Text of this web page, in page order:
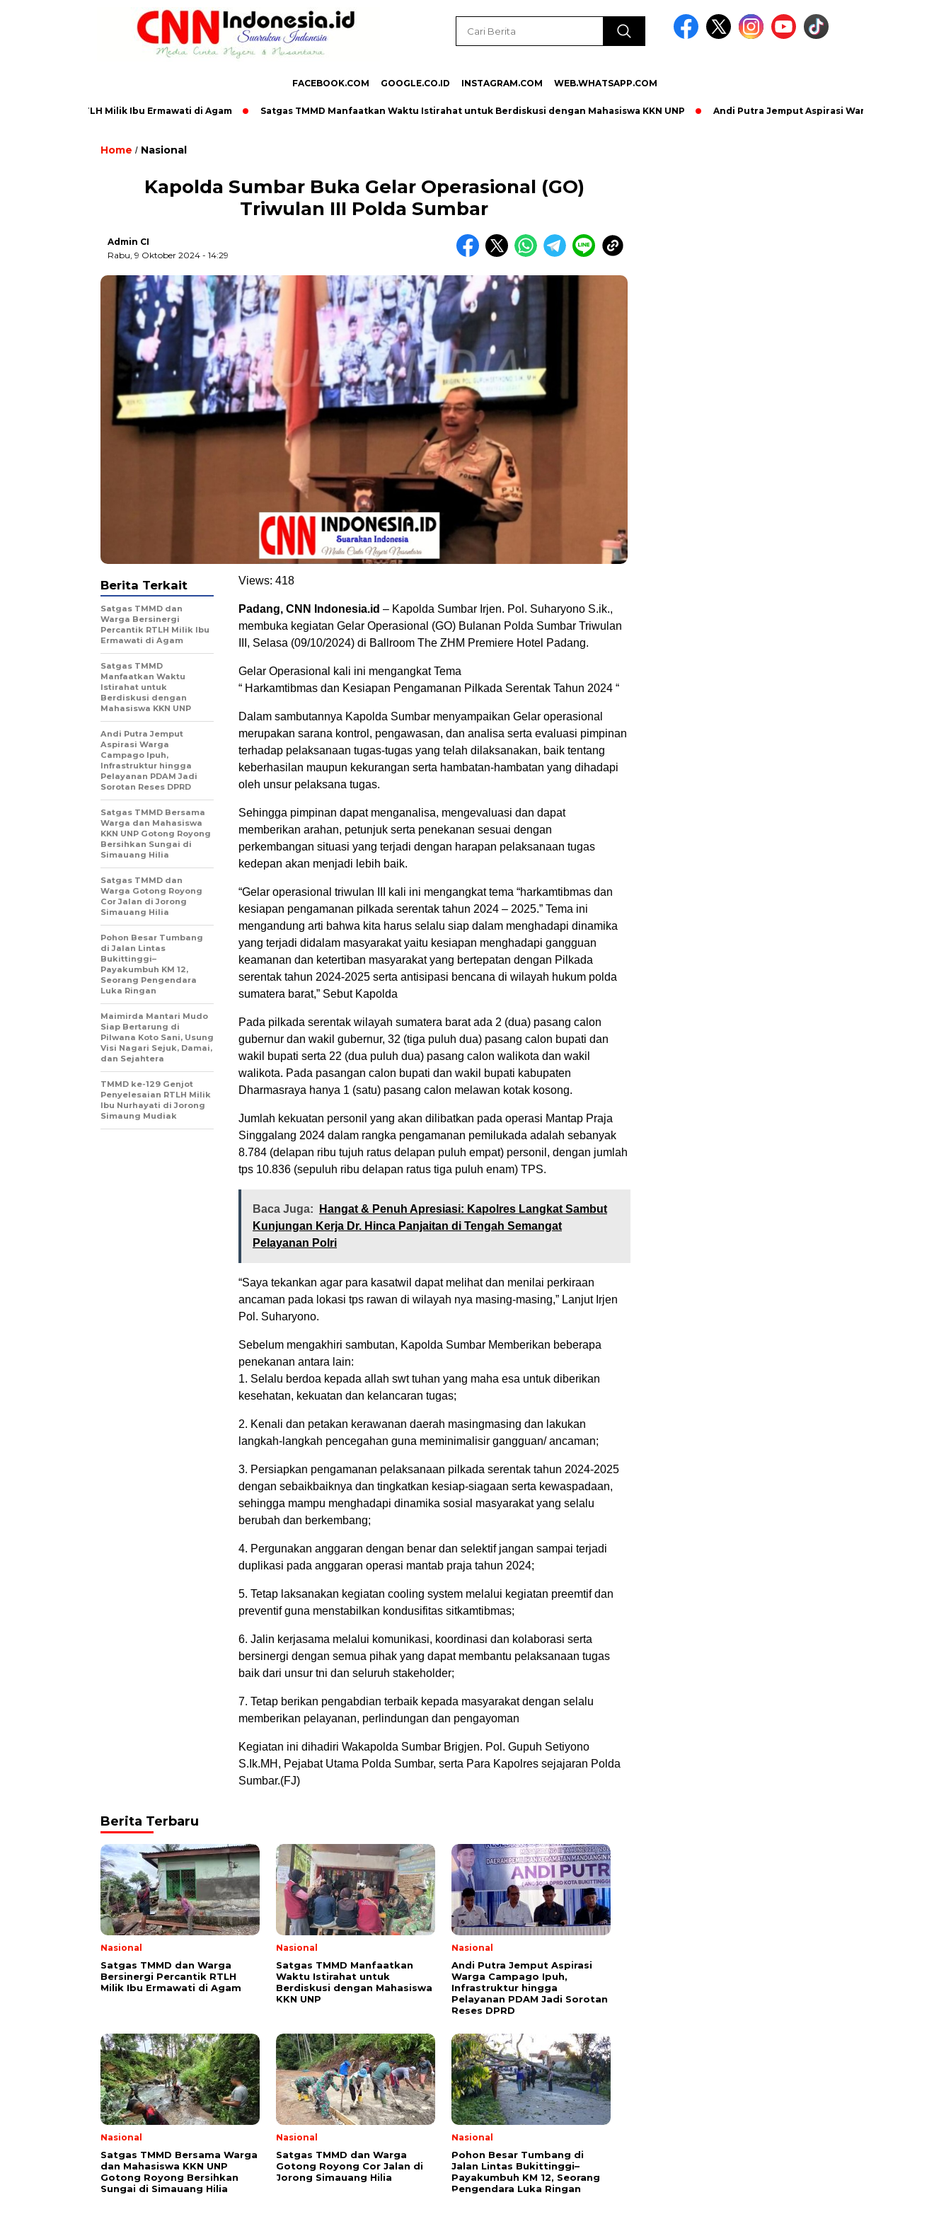
FACEBOOK.COM GOOGLE.CO.ID INSTAGRAM.COM WEB.WHATSAPP.COM
RTLH Milik Ibu Ermawati di Agam Satgas TMMD Manfaatkan Waktu Istirahat untuk Berdiskusi dengan Mahasiswa KKN UNP Andi Putra Jemput Aspirasi Warga Campago Ipuh,
Home / Nasional
Kapolda Sumbar Buka Gelar Operasional (GO)
Triwulan III Polda Sumbar
Admin CI
Rabu, 9 Oktober 2024 - 14:29
Views: 418
Padang, CNN Indonesia.id – Kapolda Sumbar Irjen. Pol. Suharyono S.ik.,
membuka kegiatan Gelar Operasional (GO) Bulanan Polda Sumbar Triwulan
III, Selasa (09/10/2024) di Ballroom The ZHM Premiere Hotel Padang.
Gelar Operasional kali ini mengangkat Tema
“ Harkamtibmas dan Kesiapan Pengamanan Pilkada Serentak Tahun 2024 “
Dalam sambutannya Kapolda Sumbar menyampaikan Gelar operasional
merupakan sarana kontrol, pengawasan, dan analisa serta evaluasi pimpinan
terhadap pelaksanaan tugas-tugas yang telah dilaksanakan, baik tentang
keberhasilan maupun kekurangan serta hambatan-hambatan yang dihadapi
oleh unsur pelaksana tugas.
Sehingga pimpinan dapat menganalisa, mengevaluasi dan dapat
memberikan arahan, petunjuk serta penekanan sesuai dengan
perkembangan situasi yang terjadi dengan harapan pelaksanaan tugas
kedepan akan menjadi lebih baik.
“Gelar operasional triwulan III kali ini mengangkat tema “harkamtibmas dan
kesiapan pengamanan pilkada serentak tahun 2024 – 2025.” Tema ini
mengandung arti bahwa kita harus selalu siap dalam menghadapi dinamika
yang terjadi didalam masyarakat yaitu kesiapan menghadapi gangguan
keamanan dan ketertiban masyarakat yang bertepatan dengan Pilkada
serentak tahun 2024-2025 serta antisipasi bencana di wilayah hukum polda
sumatera barat,” Sebut Kapolda
Pada pilkada serentak wilayah sumatera barat ada 2 (dua) pasang calon
gubernur dan wakil gubernur, 32 (tiga puluh dua) pasang calon bupati dan
wakil bupati serta 22 (dua puluh dua) pasang calon walikota dan wakil
walikota. Pada pasangan calon bupati dan wakil bupati kabupaten
Dharmasraya hanya 1 (satu) pasang calon melawan kotak kosong.
Jumlah kekuatan personil yang akan dilibatkan pada operasi Mantap Praja
Singgalang 2024 dalam rangka pengamanan pemilukada adalah sebanyak
8.784 (delapan ribu tujuh ratus delapan puluh empat) personil, dengan jumlah
tps 10.836 (sepuluh ribu delapan ratus tiga puluh enam) TPS.
Baca Juga:
Hangat & Penuh Apresiasi: Kapolres Langkat Sambut
Kunjungan Kerja Dr. Hinca Panjaitan di Tengah Semangat
Pelayanan Polri
“Saya tekankan agar para kasatwil dapat melihat dan menilai perkiraan
ancaman pada lokasi tps rawan di wilayah nya masing-masing,” Lanjut Irjen
Pol. Suharyono.
Sebelum mengakhiri sambutan, Kapolda Sumbar Memberikan beberapa
penekanan antara lain:
1. Selalu berdoa kepada allah swt tuhan yang maha esa untuk diberikan
kesehatan, kekuatan dan kelancaran tugas;
2. Kenali dan petakan kerawanan daerah masingmasing dan lakukan
langkah-langkah pencegahan guna meminimalisir gangguan/ ancaman;
3. Persiapkan pengamanan pelaksanaan pilkada serentak tahun 2024-2025
dengan sebaikbaiknya dan tingkatkan kesiap-siagaan serta kewaspadaan,
sehingga mampu menghadapi dinamika sosial masyarakat yang selalu
berubah dan berkembang;
4. Pergunakan anggaran dengan benar dan selektif jangan sampai terjadi
duplikasi pada anggaran operasi mantab praja tahun 2024;
5. Tetap laksanakan kegiatan cooling system melalui kegiatan preemtif dan
preventif guna menstabilkan kondusifitas sitkamtibmas;
6. Jalin kerjasama melalui komunikasi, koordinasi dan kolaborasi serta
bersinergi dengan semua pihak yang dapat membantu pelaksanaan tugas
baik dari unsur tni dan seluruh stakeholder;
7. Tetap berikan pengabdian terbaik kepada masyarakat dengan selalu
memberikan pelayanan, perlindungan dan pengayoman
Kegiatan ini dihadiri Wakapolda Sumbar Brigjen. Pol. Gupuh Setiyono
S.Ik.MH, Pejabat Utama Polda Sumbar, serta Para Kapolres sejajaran Polda
Sumbar.(FJ)
Berita Terkait
Satgas TMMD dan
Warga Bersinergi
Percantik RTLH Milik Ibu
Ermawati di Agam
Satgas TMMD
Manfaatkan Waktu
Istirahat untuk
Berdiskusi dengan
Mahasiswa KKN UNP
Andi Putra Jemput
Aspirasi Warga
Campago Ipuh,
Infrastruktur hingga
Pelayanan PDAM Jadi
Sorotan Reses DPRD
Satgas TMMD Bersama
Warga dan Mahasiswa
KKN UNP Gotong Royong
Bersihkan Sungai di
Simauang Hilia
Satgas TMMD dan
Warga Gotong Royong
Cor Jalan di Jorong
Simauang Hilia
Pohon Besar Tumbang
di Jalan Lintas
Bukittinggi–
Payakumbuh KM 12,
Seorang Pengendara
Luka Ringan
Maimirda Mantari Mudo
Siap Bertarung di
Pilwana Koto Sani, Usung
Visi Nagari Sejuk, Damai,
dan Sejahtera
TMMD ke-129 Genjot
Penyelesaian RTLH Milik
Ibu Nurhayati di Jorong
Simaung Mudiak
Berita Terbaru
Nasional
Satgas TMMD dan Warga
Bersinergi Percantik RTLH
Milik Ibu Ermawati di Agam
Nasional
Satgas TMMD Manfaatkan
Waktu Istirahat untuk
Berdiskusi dengan Mahasiswa
KKN UNP
Nasional
Andi Putra Jemput Aspirasi
Warga Campago Ipuh,
Infrastruktur hingga
Pelayanan PDAM Jadi Sorotan
Reses DPRD
Nasional
Satgas TMMD Bersama Warga
dan Mahasiswa KKN UNP
Gotong Royong Bersihkan
Sungai di Simauang Hilia
Nasional
Satgas TMMD dan Warga
Gotong Royong Cor Jalan di
Jorong Simauang Hilia
Nasional
Pohon Besar Tumbang di
Jalan Lintas Bukittinggi–
Payakumbuh KM 12, Seorang
Pengendara Luka Ringan